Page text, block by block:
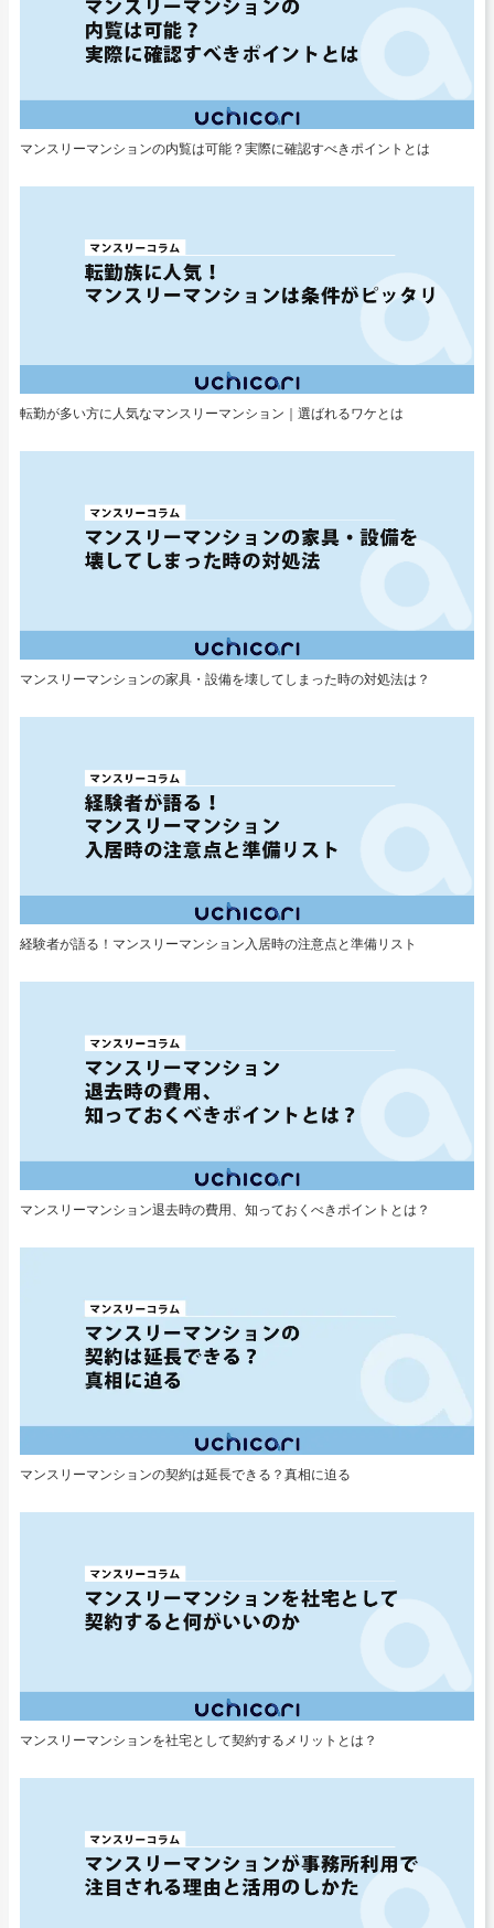
マンスリーマンションの内覧は可能？実際に確認すべきポイントとは
転勤が多い方に人気なマンスリーマンション｜選ばれるワケとは
マンスリーマンションの家具・設備を壊してしまった時の対処法は？
経験者が語る！マンスリーマンション入居時の注意点と準備リスト
マンスリーマンション退去時の費用、知っておくべきポイントとは？
マンスリーマンションの契約は延長できる？真相に迫る
マンスリーマンションを社宅として契約するメリットとは？